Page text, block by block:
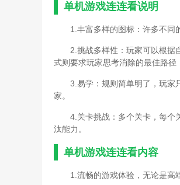
单机游戏连连看说明
1.丰富多样的图标：许多不同
2.挑战多样性：玩家可以根据
式则要求玩家思考消除的最佳路径
3.易学：规则简单明了，玩家
家。
4.关卡挑战：多个关卡，每个
汰能力。
单机游戏连连看内容
1.流畅的游戏体验，无论是高